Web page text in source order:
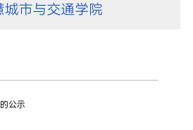
城市与交通学院
公示